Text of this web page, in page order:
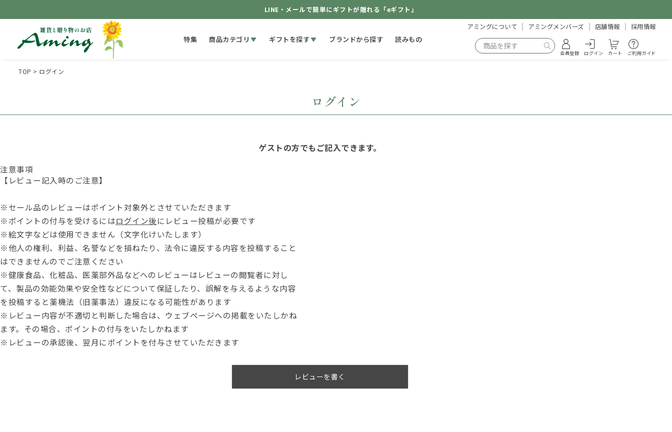
LINE・メールで簡単にギフトが贈れる「eギフト」
特集 商品カテゴリ ギフトを探す ブランドから探す 読みもの
アミングについて アミングメンバーズ 店舗情報 採用情報
会員登録 ログイン カート ご利用ガイド
TOP ログイン
ログイン
ゲストの方でもご記入できます。
注意事項
【レビュー記入時のご注意】
※セール品のレビューはポイント対象外とさせていただきます
※ポイントの付与を受けるにはログイン後にレビュー投稿が必要です
※絵文字などは使用できません（文字化けいたします）
※他人の権利、利益、名誉などを損ねたり、法令に違反する内容を投稿すること
はできませんのでご注意ください
※健康食品、化粧品、医薬部外品などへのレビューはレビューの閲覧者に対し
て、製品の効能効果や安全性などについて保証したり、誤解を与えるような内容
を投稿すると薬機法（旧薬事法）違反になる可能性があります
※レビュー内容が不適切と判断した場合は、ウェブページへの掲載をいたしかね
ます。その場合、ポイントの付与をいたしかねます
※レビューの承認後、翌月にポイントを付与させていただきます
レビューを書く